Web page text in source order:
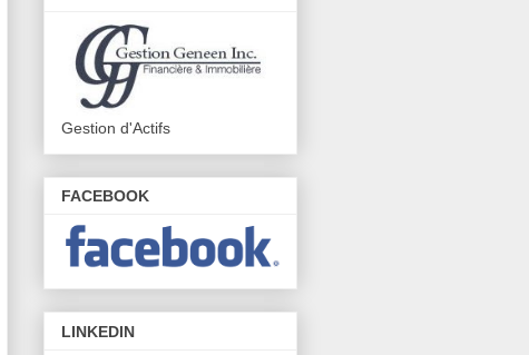
Gestion d'Actifs
FACEBOOK
LINKEDIN